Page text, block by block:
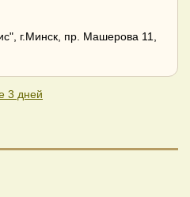
г.Минск, пр. Машерова 11,
3 дней